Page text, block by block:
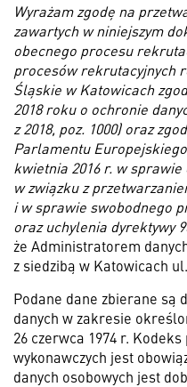
Wyrażam zgodę na
zawartych w niniejszym
obecnego procesu
procesów rekrutacyjnych
Śląskie w Katowicach
2018 roku o ochronie
z 2018, poz. 1000) oraz
Parlamentu Europejskiego
kwietnia 2016 r. w
w związku z
i w sprawie swobodnego
oraz uchylenia dyrektywy
że Administratorem
z siedzibą w Katowicach
Podane dane zbierane są
danych w zakresie
26 czerwca 1974 r.
wykonawczych jest
danych osobowych jest